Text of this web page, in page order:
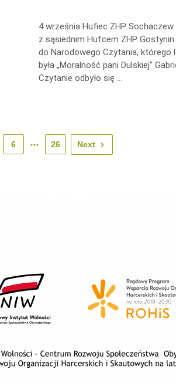
4 września Hufiec ZHP Sochaczew
z sąsiednim Hufcem ZHP Gostynin
do Narodowego Czytania, którego
była „Moralność pani Dulskiej”
Czytanie odbyło się …
6 26 Next